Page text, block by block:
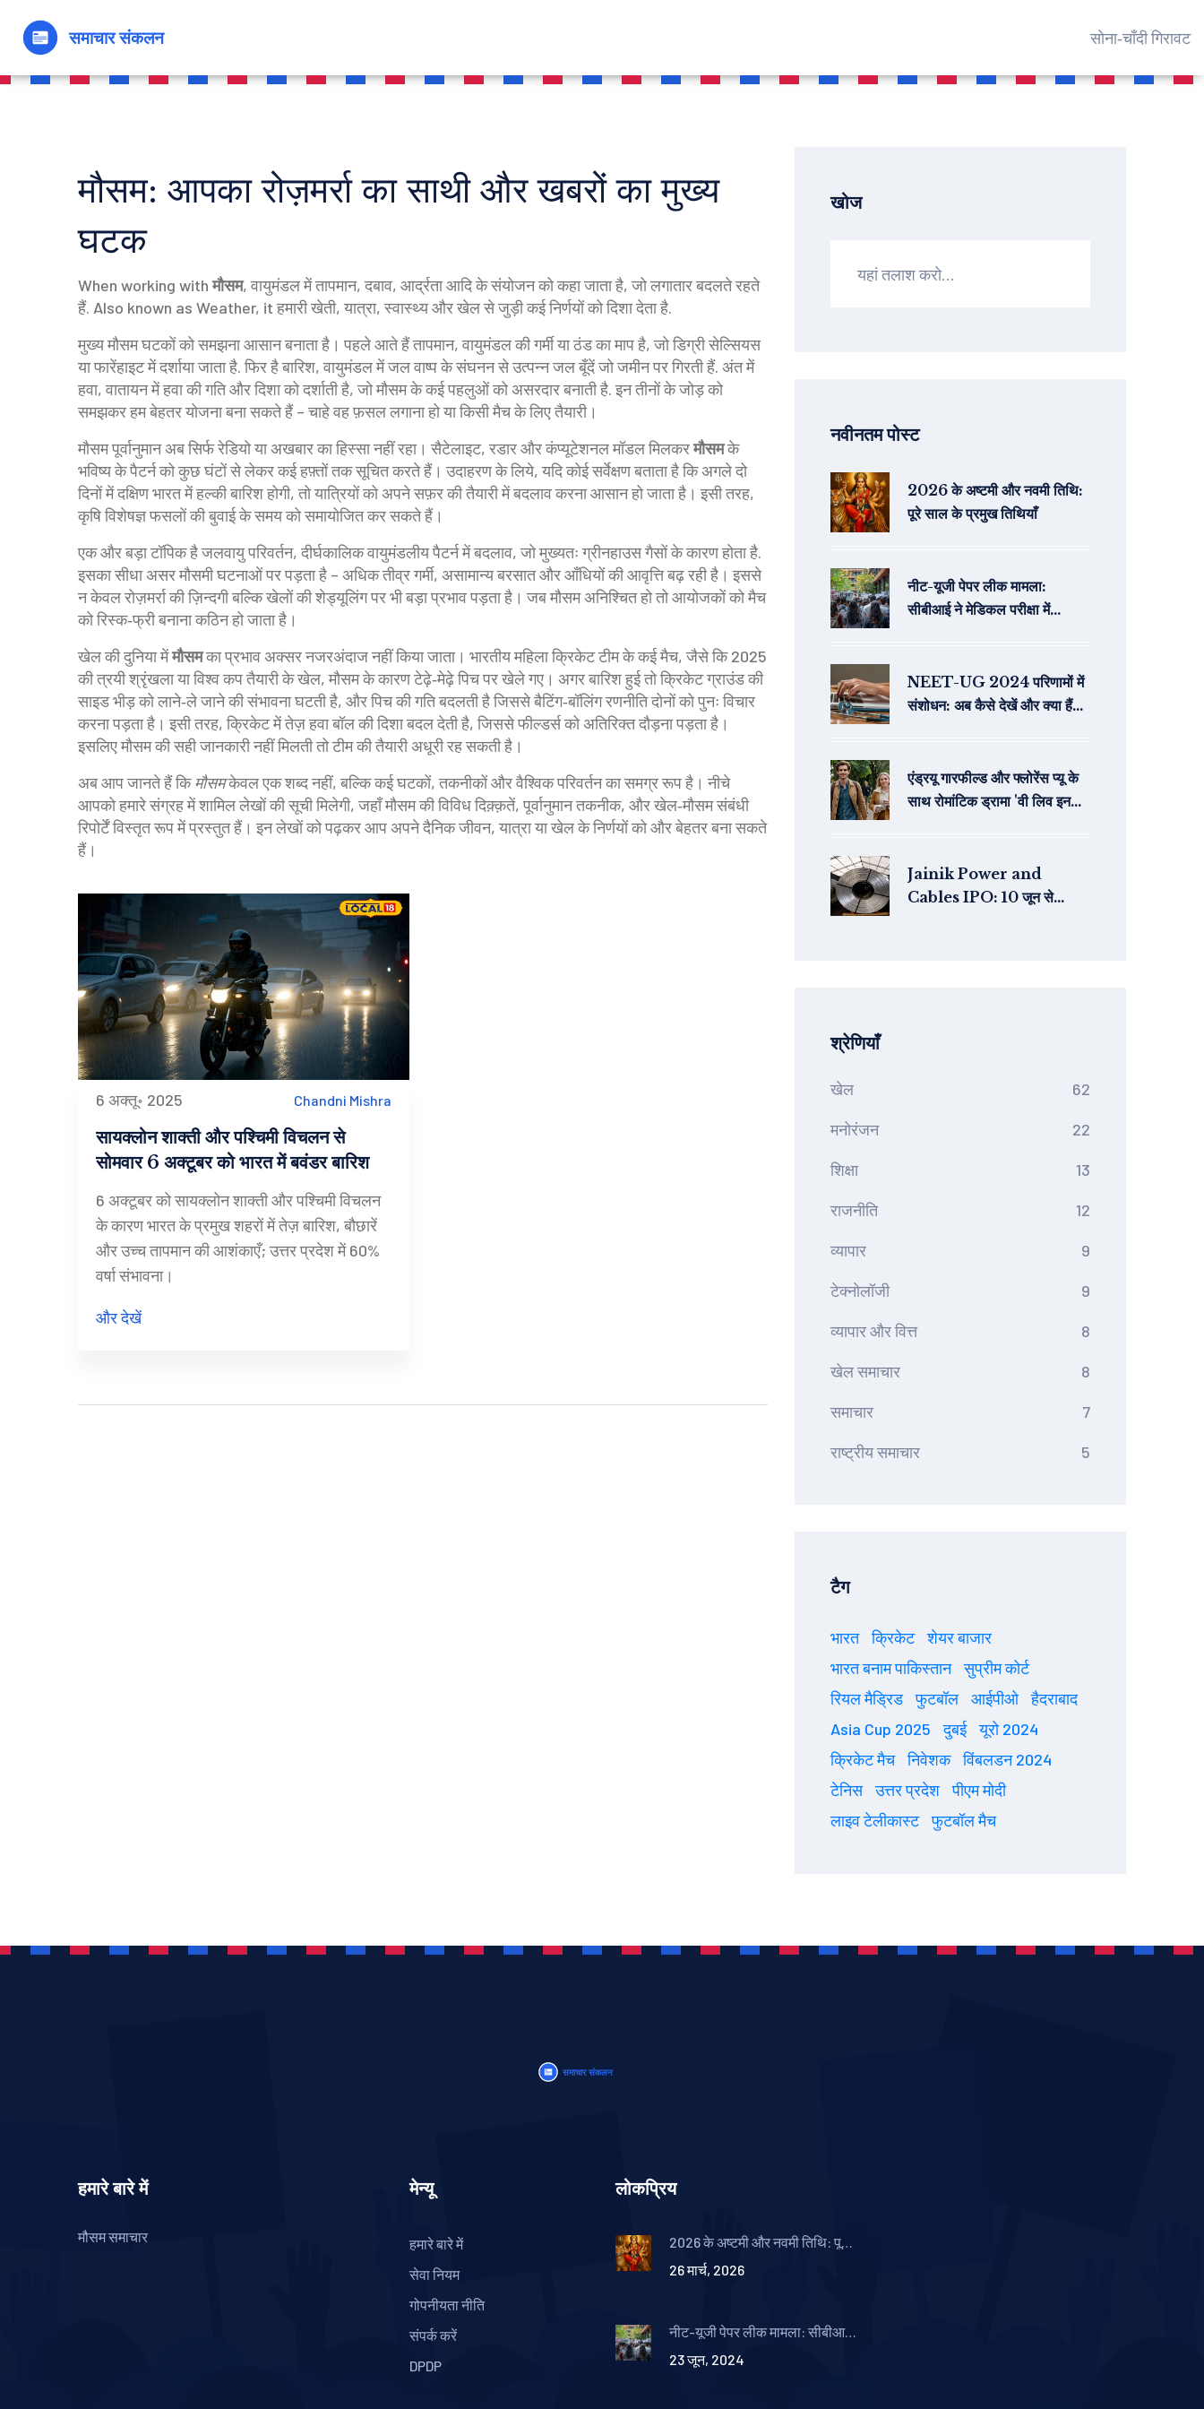
सोना‑चाँदी गिरावट
मौसम: आपका रोज़मर्रा का साथी और खबरों का मुख्य
घटक
When working withमौसम,वायुमंडल में तापमान, दबाव, आर्द्रता आदि के संयोजन को कहा जाता है, जो लगातार बदलते रहते
हैं. Also known as Weather, itहमारी खेती, यात्रा, स्वास्थ्य और खेल से जुड़ी कई निर्णयों को दिशा देता है.
मुख्य मौसम घटकों को समझना आसान बनाता है। पहले आते हैंतापमान,वायुमंडल की गर्मी या ठंड का माप है, जो डिग्री सेल्सियस
या फारेंहाइट में दर्शाया जाता है. फिर हैबारिश,वायुमंडल में जल वाष्प के संघनन से उत्पन्न जल बूँदें जो जमीन पर गिरती हैं. अंत में
हवा,वातायन में हवा की गति और दिशा को दर्शाती है, जो मौसम के कई पहलुओं को असरदार बनाती है. इन तीनों के जोड़ को
समझकर हम बेहतर योजना बना सकते हैं – चाहे वह फ़सल लगाना हो या किसी मैच के लिए तैयारी।
मौसम पूर्वानुमान अब सिर्फ रेडियो या अखबार का हिस्सा नहीं रहा। सैटेलाइट, रडार और कंप्यूटेशनल मॉडल मिलकरमौसमके
भविष्य के पैटर्न को कुछ घंटों से लेकर कई हफ़्तों तक सूचित करते हैं। उदाहरण के लिये, यदि कोई सर्वेक्षण बताता है कि अगले दो
दिनों में दक्षिण भारत में हल्की बारिश होगी, तो यात्रियों को अपने सफ़र की तैयारी में बदलाव करना आसान हो जाता है। इसी तरह,
कृषि विशेषज्ञ फसलों की बुवाई के समय को समायोजित कर सकते हैं।
एक और बड़ा टॉपिक हैजलवायु परिवर्तन,दीर्घकालिक वायुमंडलीय पैटर्न में बदलाव, जो मुख्यतः ग्रीनहाउस गैसों के कारण होता है.
इसका सीधा असर मौसमी घटनाओं पर पड़ता है – अधिक तीव्र गर्मी, असामान्य बरसात और आँधियों की आवृत्ति बढ़ रही है। इससे
न केवल रोज़मर्रा की ज़िन्दगी बल्कि खेलों की शेड्यूलिंग पर भी बड़ा प्रभाव पड़ता है। जब मौसम अनिश्चित हो तो आयोजकों को मैच
को रिस्क‑फ्री बनाना कठिन हो जाता है।
खेल की दुनिया मेंमौसमका प्रभाव अक्सर नजरअंदाज नहीं किया जाता। भारतीय महिला क्रिकेट टीम के कई मैच, जैसे कि 2025
की त्रयी श्रृंखला या विश्व कप तैयारी के खेल, मौसम के कारण टेढ़े‑मेढ़े पिच पर खेले गए। अगर बारिश हुई तो क्रिकेट ग्राउंड की
साइड भीड़ को लाने‑ले जाने की संभावना घटती है, और पिच की गति बदलती है जिससे बैटिंग‑बॉलिंग रणनीति दोनों को पुनः विचार
करना पड़ता है। इसी तरह, क्रिकेट में तेज़ हवा बॉल की दिशा बदल देती है, जिससे फील्डर्स को अतिरिक्त दौड़ना पड़ता है।
इसलिए मौसम की सही जानकारी नहीं मिलती तो टीम की तैयारी अधूरी रह सकती है।
अब आप जानते हैं किमौसमकेवल एक शब्द नहीं, बल्कि कई घटकों, तकनीकों और वैश्विक परिवर्तन का समग्र रूप है। नीचे
आपको हमारे संग्रह में शामिल लेखों की सूची मिलेगी, जहाँ मौसम की विविध दिक़्क़तें, पूर्वानुमान तकनीक, और खेल‑मौसम संबंधी
रिपोर्टें विस्तृत रूप में प्रस्तुत हैं। इन लेखों को पढ़कर आप अपने दैनिक जीवन, यात्रा या खेल के निर्णयों को और बेहतर बना सकते
हैं।
6 अक्तू॰ 2025 Chandni Mishra
सायक्लोन शाक्ती और पश्चिमी विचलन से
सोमवार 6 अक्टूबर को भारत में बवंडर बारिश
6 अक्टूबर को सायक्लोन शाक्ती और पश्चिमी विचलन
के कारण भारत के प्रमुख शहरों में तेज़ बारिश, बौछारें
और उच्च तापमान की आशंकाएँ; उत्तर प्रदेश में 60%
वर्षा संभावना।
और देखें
खोज
नवीनतम पोस्ट
2026 के अष्टमी और नवमी तिथि:
पूरे साल के प्रमुख तिथियाँ
नीट-यूजी पेपर लीक मामला:
सीबीआई ने मेडिकल परीक्षा में
NEET-UG 2024 परिणामों में
संशोधन: अब कैसे देखें और क्या हैं
एंड्रयू गारफील्ड और फ्लोरेंस प्यू के
साथ रोमांटिक ड्रामा 'वी लिव इन
Jainik Power and
Cables IPO: 10 जून से
श्रेणियाँ
खेल 62
मनोरंजन 22
शिक्षा 13
राजनीति 12
व्यापार 9
टेक्नोलॉजी 9
व्यापार और वित्त 8
खेल समाचार 8
समाचार 7
राष्ट्रीय समाचार 5
टैग
भारत क्रिकेट
शेयर बाजार
भारत बनाम पाकिस्तान
सुप्रीम कोर्ट
रियल मैड्रिड
फुटबॉल आईपीओ
हैदराबाद
Asia Cup 2025
दुबई
यूरो 2024
क्रिकेट मैच
निवेशक
विंबलडन 2024
टेनिस
उत्तर प्रदेश
पीएम मोदी
लाइव टेलीकास्ट
फुटबॉल मैच
हमारे बारे में
मौसम समाचार
मेन्यू
हमारे बारे में
सेवा नियम
गोपनीयता नीति
संपर्क करें
DPDP
लोकप्रिय
2026 के अष्टमी और नवमी तिथि: पूरे
26 मार्च, 2026
नीट-यूजी पेपर लीक मामला: सीबीआई
लिए एफआईआर दर्ज की
23 जून, 2024